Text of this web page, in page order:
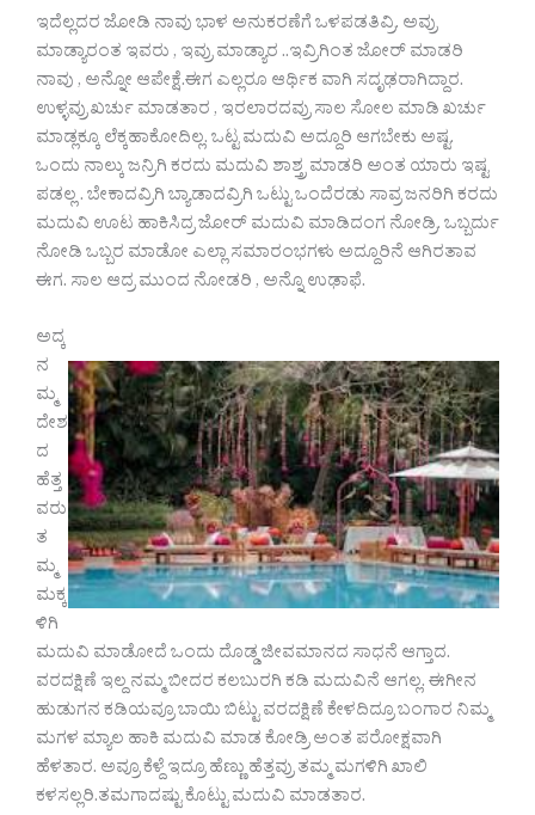
ಇದೆಲ್ಲದರ ಜೋಡಿ ನಾವು ಭಾಳ ಅನುಕರಣೆಗೆ ಒಳಪಡತಿವ್ರಿ. ಅವ್ರು
ಮಾಡ್ಯಾರಂತ ಇವರು , ಇವ್ರು ಮಾಡ್ಯಾರ ..ಇವ್ರಿಗಿಂತ ಜೋರ್ ಮಾಡರಿ
ನಾವು , ಅನ್ನೋ ಆಪೇಕ್ಷೆ.ಈಗ ಎಲ್ಲರೂ ಆರ್ಥಿಕ ವಾಗಿ ಸದೃಢರಾಗಿದ್ದಾರ.
ಉಳ್ಳವ್ರು ಖರ್ಚು ಮಾಡತಾರ , ಇರಲಾರದವ್ರು ಸಾಲ ಸೋಲ ಮಾಡಿ ಖರ್ಚು
ಮಾಡ್ಲಕ್ಕೂ ಲೆಕ್ಕಹಾಕೋದಿಲ್ಲ. ಒಟ್ಟ ಮದುವಿ ಅದ್ದೂರಿ ಆಗಬೇಕು ಅಷ್ಟ.
ಒಂದು ನಾಲ್ಕು ಜನ್ರಿಗಿ ಕರದು ಮದುವಿ ಶಾಶ್ತ್ರ ಮಾಡರಿ ಅಂತ ಯಾರು ಇಷ್ಟ
ಪಡಲ್ಲ . ಬೇಕಾದವ್ರಿಗಿ ಬ್ಯಾಡಾದವ್ರಿಗಿ ಒಟ್ಟು ಒಂದೆರಡು ಸಾವ್ರ ಜನರಿಗಿ ಕರದು
ಮದುವಿ ಊಟ ಹಾಕಿಸಿದ್ರ ಜೋರ್ ಮದುವಿ ಮಾಡಿದಂಗ ನೋಡ್ರಿ. ಒಬ್ಬರ್ದು
ನೋಡಿ ಒಬ್ಬರ ಮಾಡೋ ಎಲ್ಲಾ ಸಮಾರಂಭಗಳು ಅದ್ದೂರಿನೆ ಆಗಿರತಾವ
ಈಗ. ಸಾಲ ಆದ್ರ ಮುಂದ ನೋಡರಿ , ಅನ್ನೊ ಉಢಾಫೆ.
ಅದ್ಕ
ನ
ಮ್ಮ
ದೇಶ
ದ
ಹೆತ್ತ
ವರು
ತ
ಮ್ಮ
ಮಕ್ಕ
ಳಿಗಿ
ಮದುವಿ ಮಾಡೋದೆ ಒಂದು ದೊಡ್ಡ ಜೀವಮಾನದ ಸಾಧನೆ ಆಗ್ತಾದ.
ವರದಕ್ಷಿಣೆ ಇಲ್ದ ನಮ್ಮ ಬೀದರ ಕಲಬುರಗಿ ಕಡಿ ಮದುವಿನೆ ಆಗಲ್ಲ. ಈಗೀನ
ಹುಡುಗನ ಕಡಿಯವ್ರೂ ಬಾಯಿ ಬಿಟ್ಟು ವರದಕ್ಷಿಣೆ ಕೇಳದಿದ್ರೂ ಬಂಗಾರ ನಿಮ್ಮ
ಮಗಳ ಮ್ಯಾಲ ಹಾಕಿ ಮದುವಿ ಮಾಡ ಕೋಡ್ರಿ ಅಂತ ಪರೋಕ್ಷವಾಗಿ
ಹೆಳತಾರ. ಅವ್ರೂ ಕೆಳ್ದೆ ಇದ್ರೂ ಹೆಣ್ಣು ಹೆತ್ತವ್ರು ತಮ್ಮ ಮಗಳಿಗಿ ಖಾಲಿ
ಕಳಸಲ್ಲರಿ.ತಮಗಾದಷ್ಟು ಕೊಟ್ಟು ಮದುವಿ ಮಾಡತಾರ.